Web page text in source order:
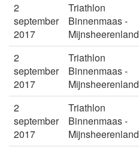
2
september
2017
Triathlon
Binnenmaas -
Mijnsheerenland
2
september
2017
Triathlon
Binnenmaas -
Mijnsheerenland
2
september
2017
Triathlon
Binnenmaas -
Mijnsheerenland